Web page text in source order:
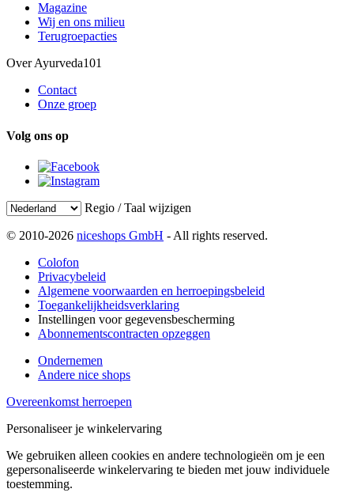
Magazine
Wij en ons milieu
Terugroepacties
Over Ayurveda101
Contact
Onze groep
Volg ons op
Regio / Taal wijzigen
© 2010-2026 niceshops GmbH - All rights reserved.
Colofon
Privacybeleid
Algemene voorwaarden en herroepingsbeleid
Toegankelijkheidsverklaring
Instellingen voor gegevensbescherming
Abonnementscontracten opzeggen
Ondernemen
Andere nice shops
Overeenkomst herroepen
Personaliseer je winkelervaring
We gebruiken alleen cookies en andere technologieën om je een
gepersonaliseerde winkelervaring te bieden met jouw individuele
toestemming.